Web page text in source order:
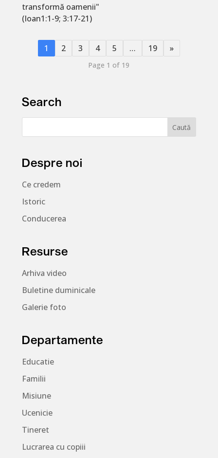
transformă oamenii"
(Ioan1:1-9; 3:17-21)
1 2 3 4 5 … 19 »
Page 1 of 19
Search
Despre noi
Ce credem
Istoric
Conducerea
Resurse
Arhiva video
Buletine duminicale
Galerie foto
Departamente
Educatie
Familii
Misiune
Ucenicie
Tineret
Lucrarea cu copiii